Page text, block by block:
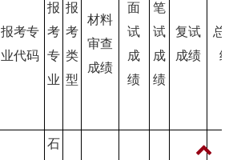
报考专
业代码
报
考
专
业
报
考
类
型
材料
审查
成绩
面
试
成
绩
笔
试
成
绩
复试
成绩
石